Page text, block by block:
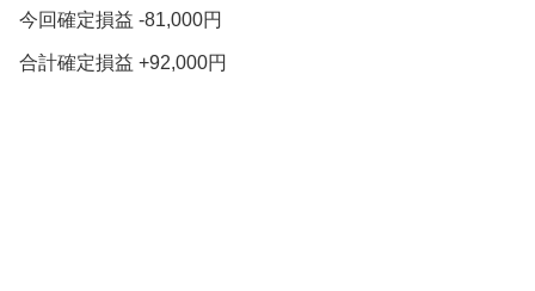
今回確定損益 -81,000円
合計確定損益 +92,000円